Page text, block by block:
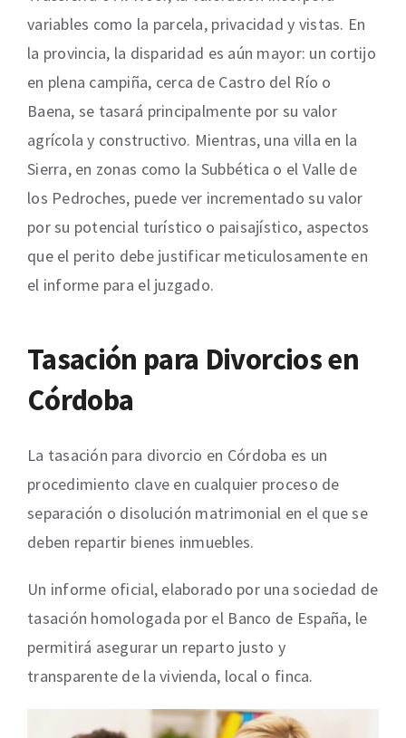
variables como la parcela, privacidad y vistas. En
la provincia, la disparidad es aún mayor: un cortijo
en plena campiña, cerca de Castro del Río o
Baena, se tasará principalmente por su valor
agrícola y constructivo. Mientras, una villa en la
Sierra, en zonas como la Subbética o el Valle de
los Pedroches, puede ver incrementado su valor
por su potencial turístico o paisajístico, aspectos
que el perito debe justificar meticulosamente en
el informe para el juzgado.
Tasación para Divorcios en
Córdoba
La tasación para divorcio en Córdoba es un
procedimiento clave en cualquier proceso de
separación o disolución matrimonial en el que se
deben repartir bienes inmuebles.
Un informe oficial, elaborado por una sociedad de
tasación homologada por el Banco de España, le
permitirá asegurar un reparto justo y
transparente de la vivienda, local o finca.